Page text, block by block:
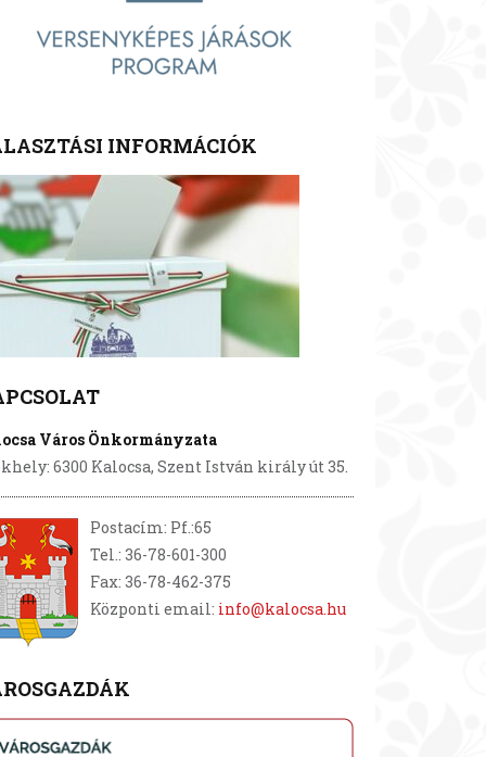
INFORMÁCIÓK
Város Önkormányzata
6300 Kalocsa, Szent István király út 35.
Postacím: Pf.:65
Tel.: 36-78-601-300
Fax: 36-78-462-375
Központi email: info@kalocsa.hu